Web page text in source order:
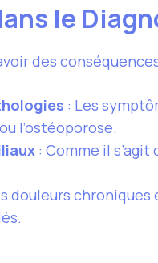
le
des
: Les
l’ostéoporose.
: Comme il
douleurs